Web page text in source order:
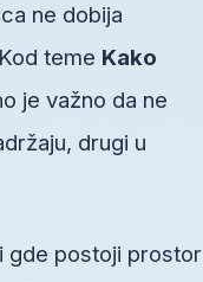
ne dobija
teme Kako
je važno da ne
drugi u
gde postoji prostor